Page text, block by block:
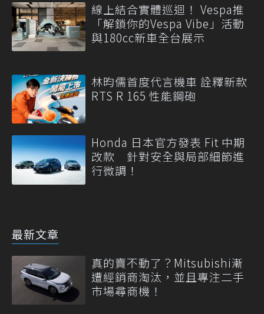
線上結合實體巡迴！ Vespa推
「解鎖你的Vespa Vibe」活動
與180cc新車全台展示
林昀儒首度代言機車 詮釋新款
RTS R 165 性能鋼砲
Honda 日本官方發表 Fit 中期
改款 針對安全與局部細節進
行微調！
最新文章
真的賣不動了？Mitsubishi漸
遭經銷商淘汰，並且專注二手
市場尋商機！